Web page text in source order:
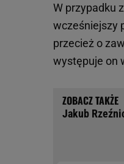
W przypadku
wcześniejszy
przecież o
występuje on
Jakub